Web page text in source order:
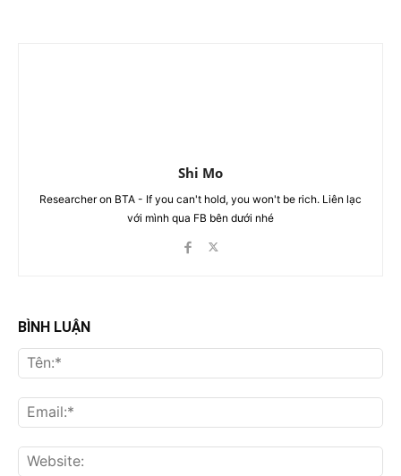
Shi Mo
Researcher on BTA - If you can't hold, you won't be rich. Liên lạc
với mình qua FB bên dưới nhé
BÌNH LUẬN